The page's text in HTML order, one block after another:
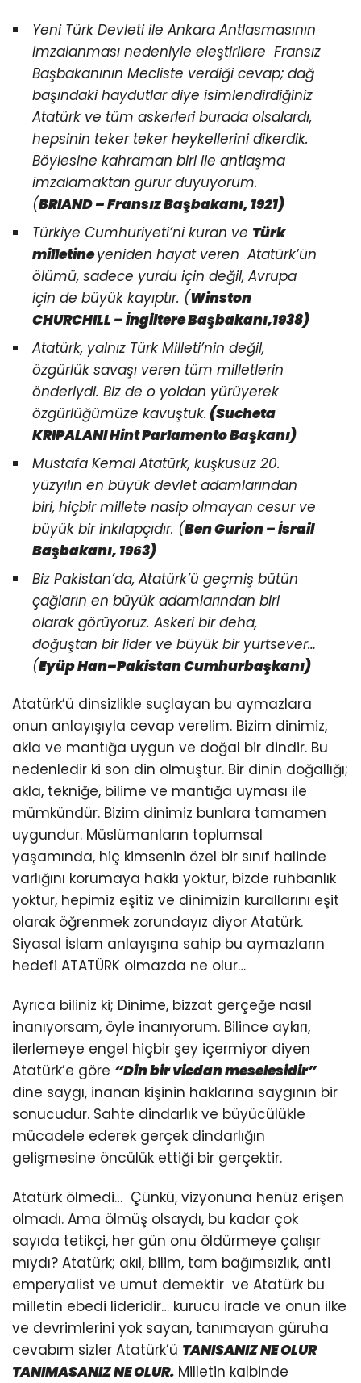
Yeni Türk Devleti ile Ankara Antlasmasının
imzalanması nedeniyle eleştirilere Fransız
Başbakanının Mecliste verdiği cevap; dağ
başındaki haydutlar diye isimlendirdiğiniz
Atatürk ve tüm askerleri burada olsalardı,
hepsinin teker teker heykellerini dikerdik.
Böylesine kahraman biri ile antlaşma
imzalamaktan gurur duyuyorum.
(BRIAND – Fransız Başbakanı, 1921)
Türkiye Cumhuriyeti’ni kuran ve Türk
milletineyeniden hayat veren Atatürk’ün
ölümü, sadece yurdu için değil, Avrupa
için de büyük kayıptır. (Winston
CHURCHILL – İngiltere Başbakanı,1938)
Atatürk, yalnız Türk Milleti’nin değil,
özgürlük savaşı veren tüm milletlerin
önderiydi. Biz de o yoldan yürüyerek
özgürlüğümüze kavuştuk. (Sucheta
KRIPALANI Hint Parlamento Başkanı)
Mustafa Kemal Atatürk, kuşkusuz 20.
yüzyılın en büyük devlet adamlarından
biri, hiçbir millete nasip olmayan cesur ve
büyük bir inkılapçıdır. (Ben Gurion – İsrail
Başbakanı, 1963)
Biz Pakistan’da, Atatürk’ü geçmiş bütün
çağların en büyük adamlarından biri
olarak görüyoruz. Askeri bir deha,
doğuştan bir lider ve büyük bir yurtsever…
(Eyüp Han–Pakistan Cumhurbaşkanı)
Atatürk’ü dinsizlikle suçlayan bu aymazlara
onun anlayışıyla cevap verelim. Bizim dinimiz,
akla ve mantığa uygun ve doğal bir dindir. Bu
nedenledir ki son din olmuştur. Bir dinin doğallığı;
akla, tekniğe, bilime ve mantığa uyması ile
mümkündür. Bizim dinimiz bunlara tamamen
uygundur. Müslümanların toplumsal
yaşamında, hiç kimsenin özel bir sınıf halinde
varlığını korumaya hakkı yoktur, bizde ruhbanlık
yoktur, hepimiz eşitiz ve dinimizin kurallarını eşit
olarak öğrenmek zorundayız diyor Atatürk.
Siyasal İslam anlayışına sahip bu aymazların
hedefi ATATÜRK olmazda ne olur…
Ayrıca biliniz ki; Dinime, bizzat gerçeğe nasıl
inanıyorsam, öyle inanıyorum. Bilince aykırı,
ilerlemeye engel hiçbir şey içermiyor diyen
Atatürk’e göre “Din bir vicdan meselesidir”
dine saygı, inanan kişinin haklarına saygının bir
sonucudur. Sahte dindarlık ve büyücülükle
mücadele ederek gerçek dindarlığın
gelişmesine öncülük ettiği bir gerçektir.
Atatürk ölmedi… Çünkü, vizyonuna henüz erişen
olmadı. Ama ölmüş olsaydı, bu kadar çok
sayıda tetikçi, her gün onu öldürmeye çalışır
mıydı? Atatürk; akıl, bilim, tam bağımsızlık, anti
emperyalist ve umut demektir ve Atatürk bu
milletin ebedi lideridir… kurucu irade ve onun ilke
ve devrimlerini yok sayan, tanımayan güruha
cevabım sizler Atatürk’ü TANISANIZ NE OLUR
TANIMASANIZ NE OLUR. Milletin kalbinde